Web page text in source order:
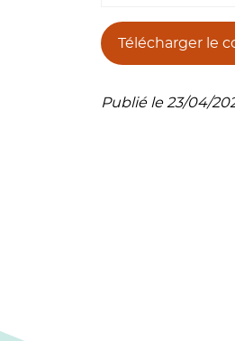
Télécharger le
Publié le 23/04/